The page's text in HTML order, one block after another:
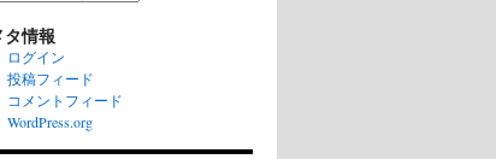
タ情報
ログイン
投稿フィード
コメントフィード
WordPress.org